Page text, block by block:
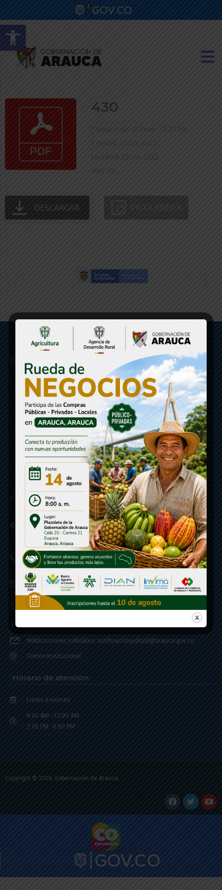
Abrir barra de herramientas
430
Tamaño del archivo: 12.27 KB
Created: 05-09-2022
Updated: 05-09-2022
Hits: 63
DESCARGAR VISTA PREVIA
Gobernación de Arauca
Contáctenos
Calle 20 - Carrera 21 Esquina
Código postal 810001
Linea de Servicio a la Ciudadania: 57- 6078851946
Linea Anticorrupción: 607885 3374
correspondencia: archivogeneral@arauca.gov.co
Enlaces
Notificaciones judiciales: notificacionjudicial@arauca.gov.co
Correo Institucional
Horario de atención
Lunes a viernes
8:00 AM - 12:00 AM
2:00 PM - 6:00 PM.
Copyright © 2026 Gobernación de Arauca